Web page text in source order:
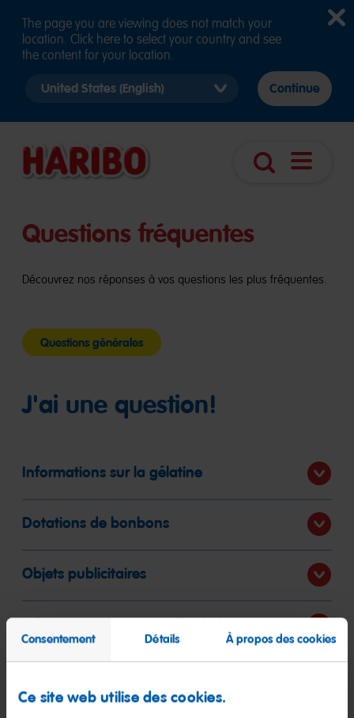
Consentement Détails À propos des cookies
Ce site web utilise des cookies.
Questions fréquentes
Découvrez nos réponses à vos questions les plus fréquentes.
Questions générales
J'ai une question!
Informations sur la gélatine
Dotations de bonbons
Objets publicitaires
Informations sur le Musée du bonbon
The page you are viewing does not match your
location. Click here to select your country and see
the content for your location.
country
Continue